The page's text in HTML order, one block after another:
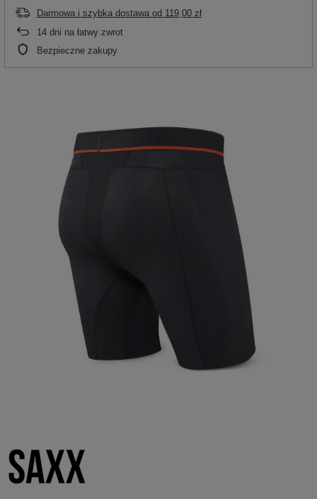
Darmowa i szybka dostawa od 119,00 zł
14 dni na łatwy zwrot
Bezpieczne zakupy